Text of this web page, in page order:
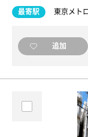
最寄駅 東京メ
追加